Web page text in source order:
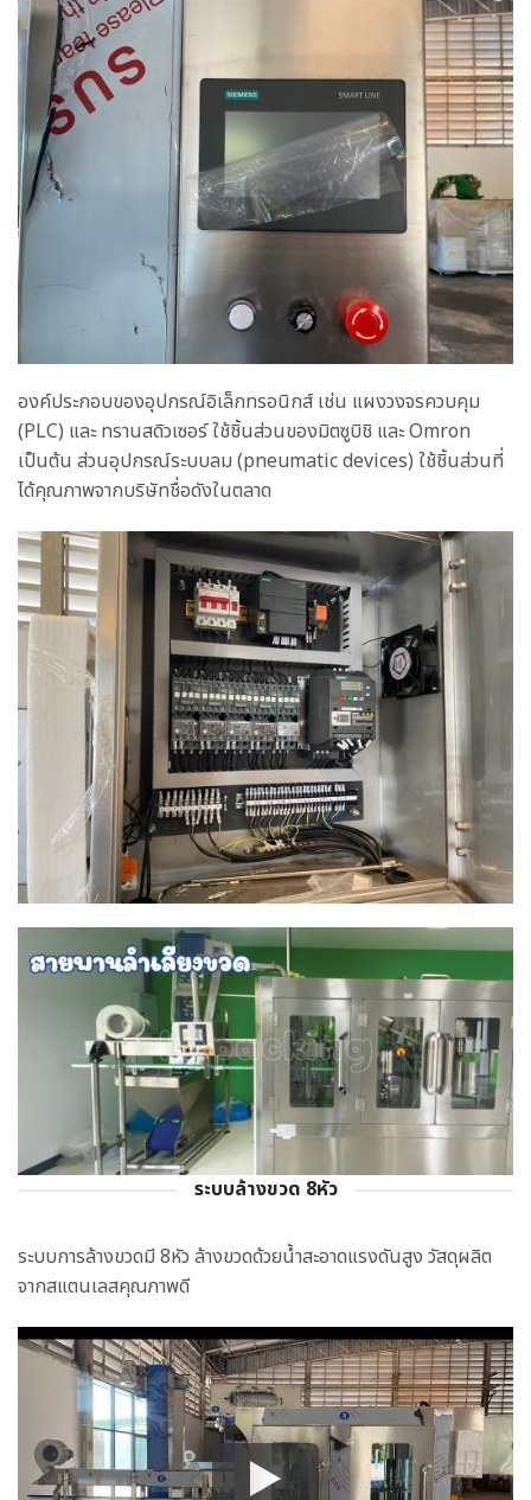
องค์ประกอบของอุปกรณ์อิเล็กทรอนิกส์ เช่น แผงวงจรควบคุม
(PLC) และ ทรานสดิวเซอร์ ใช้ชิ้นส่วนของมิตซูบิชิ และ Omron
เป็นต้น ส่วนอุปกรณ์ระบบลม (pneumatic devices) ใช้ชิ้นส่วนที่
ได้คุณภาพจากบริษัทชื่อดังในตลาด
ระบบล้างขวด 8หัว
ระบบการล้างขวดมี 8หัว ล้างขวดด้วยน้ำสะอาดแรงดันสูง วัสดุผลิต
จากสแตนเลสคุณภาพดี